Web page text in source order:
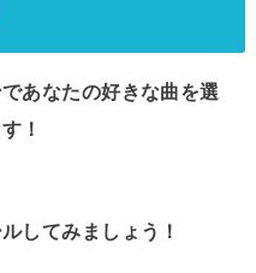
あなたの好きな曲を選
！
してみましょう！